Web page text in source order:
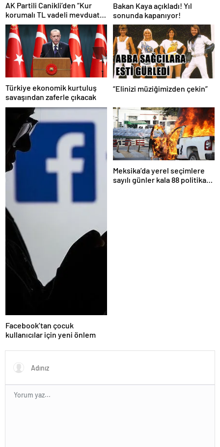
AK Partili Canikli’den “Kur
korumalı TL vadeli mevduat
sistemi” açıklaması!
Bakan Kaya açıkladı! Yıl
sonunda kapanıyor!
Türkiye ekonomik kurtuluş
savaşından zaferle çıkacak
“Elinizi müziğimizden çekin”
Facebook’tan çocuk
kullanıcılar için yeni önlem
Meksika’da yerel seçimlere
sayılı günler kala 88 politikacı